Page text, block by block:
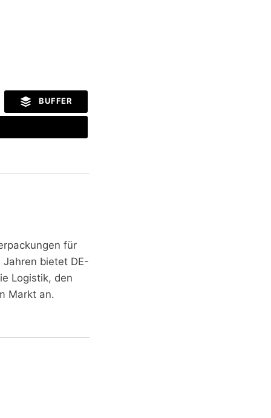
BUFFER
für
bietet DE-
Logistik, den
Markt an.